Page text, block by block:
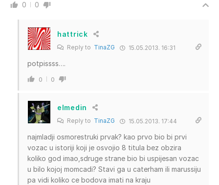
0 0
hattrick
Reply to TinaZG 15.05.2013. 16:31
potpissss….
0 0
elmedin
Reply to TinaZG 15.05.2013. 17:44
najmladji osmorestruki prvak? kao prvo bio bi prvi
vozac u istoriji koji je osvojio 8 titula bez obzira
koliko god imao,sdruge strane bio bi uspijesan vozac
u bilo kojoj momcadi? Stavi ga u caterham ili marussiju
pa vidi koliko ce bodova imati na kraju